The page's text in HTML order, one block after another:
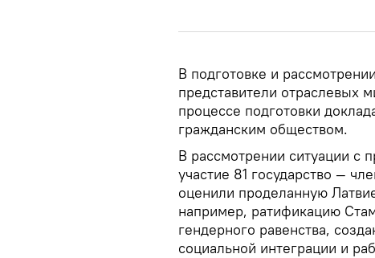
В подготовке и
представители отраслевых
процессе подготовки
гражданским обществом.
В рассмотрении ситуации с
участие 81 государство —
оценили проделанную
например, ратификацию
гендерного равенства,
социальной интеграции и